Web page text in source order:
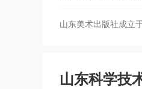
山东美术出版社成立
山东科学技